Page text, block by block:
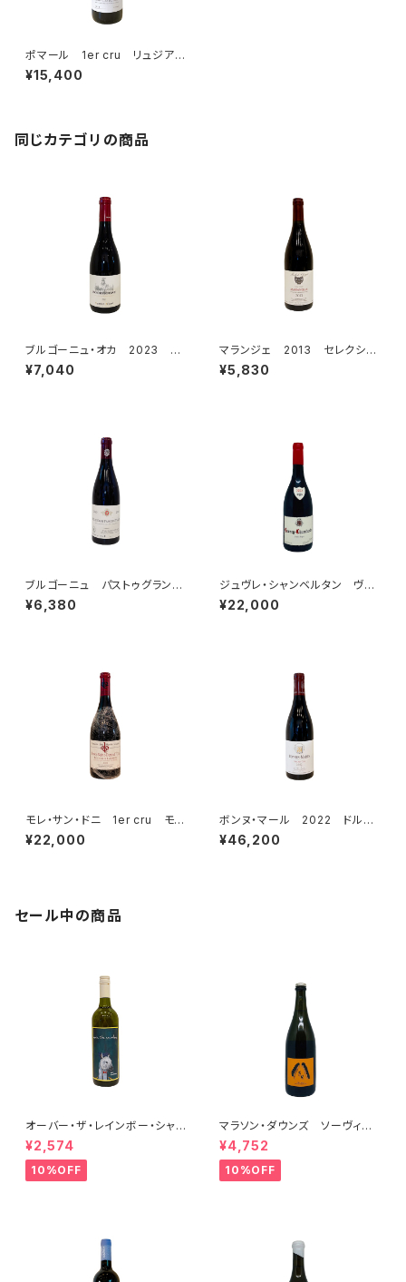
ポマール 1er cru リュジア
ン・バ 2013 アレット・ジラル
ダン
¥15,400
同じカテゴリの商品
ブルゴーニュ・オカ 2023 シ
プリアン・アルロー
¥7,040
マランジェ 2013 セレクショ
ン・パトリック・クレルジェ
¥5,830
ブルゴーニュ パストゥグラン
2023 ドメーヌ・ジャン=クロ
ード・ラモネ
¥6,380
ジュヴレ・シャンベルタン ヴィ
エイユ・ヴィーニュ 2023 ド
メーヌ・フーリエ
¥22,000
モレ・サン・ドニ 1er cru モ
ン・リュイザン 2015 ドメー
ヌ・デ・モン・リュイザン
¥22,000
ボンヌ・マール 2022 ドルー
アン・ラローズ
¥46,200
セール中の商品
オーバー・ザ・レインボー・シャル
ドネ(午) 2025
¥2,574
10%OFF
マラソン・ダウンズ ソーヴィニ
ヨン・ブラン ペティアンナチュ
ール 2022
¥4,752
10%OFF